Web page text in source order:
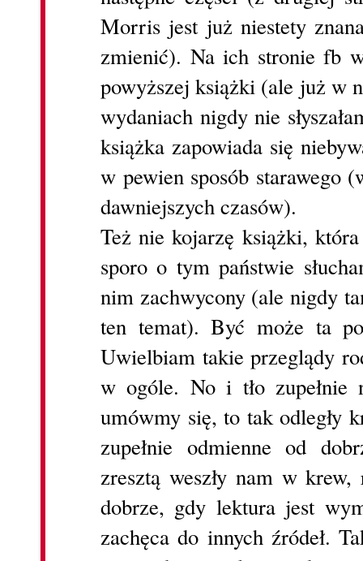
Morris jest już niestety
zmienić). Na ich stronie fb
powyższej książki (ale już w
wydaniach nigdy nie
książka zapowiada się
w pewien sposób starawego
dawniejszych czasów).
Też nie kojarzę książki,
sporo o tym państwie
nim zachwycony (ale nigdy
ten temat). Być może ta
Uwielbiam takie przeglądy
w ogóle. No i tło zupełnie
umówmy się, to tak odległy
zupełnie odmienne od
zresztą weszły nam w
dobrze, gdy lektura jest
zachęca do innych źródeł.